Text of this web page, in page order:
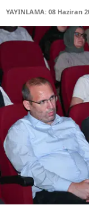
YAYINLAMA: 08 Haziran